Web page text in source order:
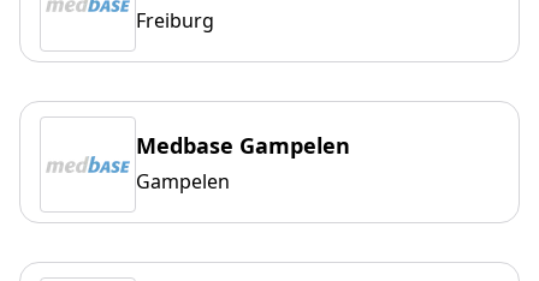
Freiburg
Medbase Gampelen
Gampelen